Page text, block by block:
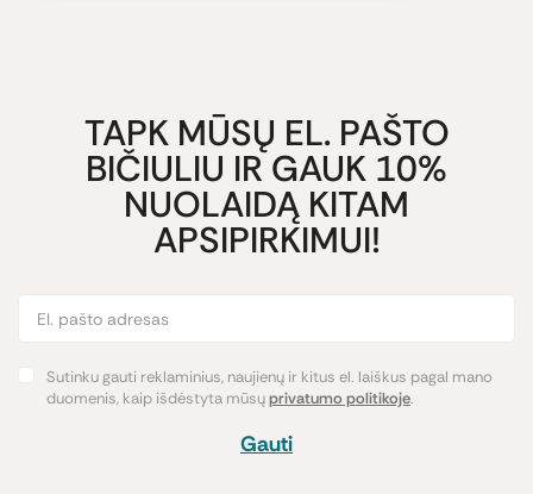
TAPK MŪSŲ EL. PAŠTO
BIČIULIU IR GAUK 10%
NUOLAIDĄ KITAM
APSIPIRKIMUI!
Sutinku gauti reklaminius, naujienų ir kitus el. laiškus pagal mano
duomenis, kaip išdėstyta mūsųprivatumo politikoje.
Gauti